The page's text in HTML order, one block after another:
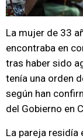
La mujer de 33
encontraba en
tras haber sido
tenía una orden
según han
del Gobierno en
La pareja residía